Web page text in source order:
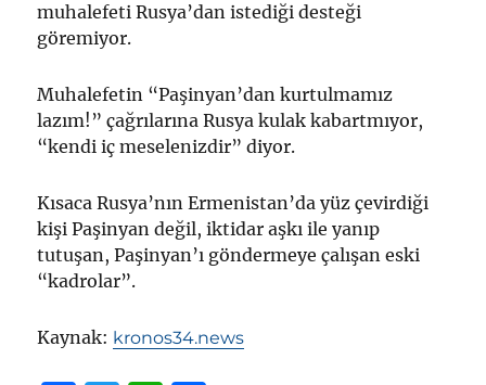
muhalefeti Rusya’dan istediği desteği
göremiyor.
Muhalefetin “Paşinyan’dan kurtulmamız
lazım!” çağrılarına Rusya kulak kabartmıyor,
“kendi iç meselenizdir” diyor.
Kısaca Rusya’nın Ermenistan’da yüz çevirdiği
kişi Paşinyan değil, iktidar aşkı ile yanıp
tutuşan, Paşinyan’ı göndermeye çalışan eski
“kadrolar”.
Kaynak: kronos34.news